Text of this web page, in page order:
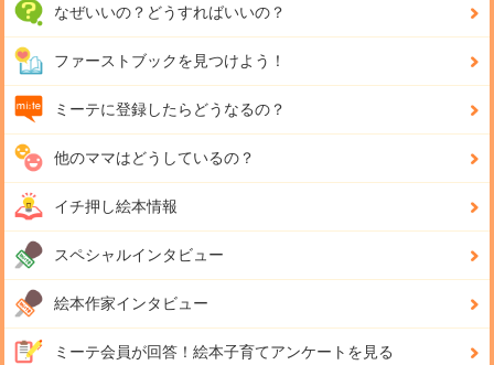
なぜいいの？どうすればいいの？
ファーストブックを見つけよう！
ミーテに登録したらどうなるの？
他のママはどうしているの？
イチ押し絵本情報
スペシャルインタビュー
絵本作家インタビュー
ミーテ会員が回答！ 絵本子育てアンケートを見る